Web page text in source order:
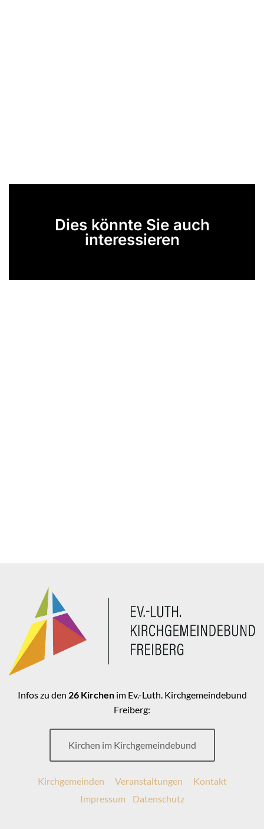
Dies könnte Sie auch
interessieren
Infos zu den 26 Kirchenim Ev.-Luth. Kirchgemeindebund
Freiberg:
Kirchen im Kirchgemeindebund
Kirchgemeinden Veranstaltungen
Kontakt
Impressum
Datenschutz